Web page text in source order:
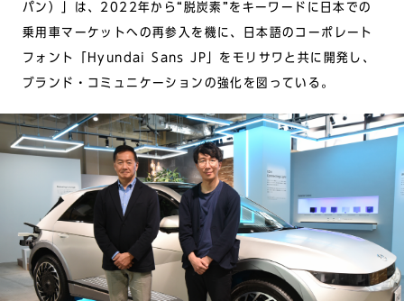
パン）」は、2022年から“脱炭素”をキーワードに日本での
乗用車マーケットへの再参入を機に、日本語のコーポレート
フォント「Hyundai Sans JP」をモリサワと共に開発し、
ブランド・コミュニケーションの強化を図っている。